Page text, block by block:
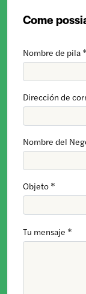
Come
Nombre de pila *
Dirección de
Nombre del
Objeto *
Tu mensaje *